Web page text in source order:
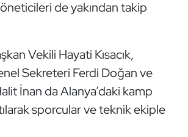
de yakından takip
Vekili Hayati Kısacık,
Sekreteri Ferdi Doğan ve
İnan da Alanya’daki kamp
sporcular ve teknik ekiple